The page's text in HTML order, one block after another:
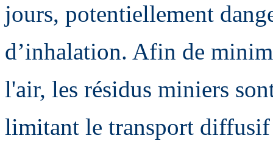
jours, potentiellement
d’inhalation. Afin de
l'air, les résidus miniers
limitant le transport